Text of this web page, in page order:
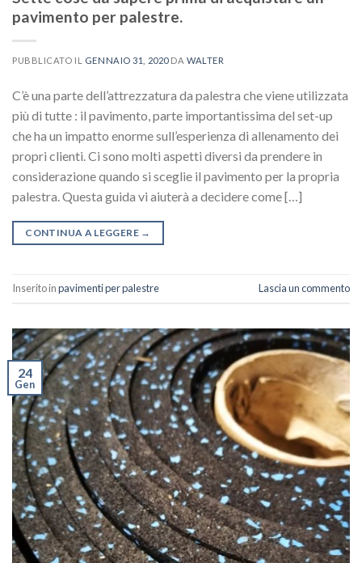
pavimento per palestre.
PUBBLICATO IL GENNAIO 31, 2020DAWALTER
C’è una parte dell’attrezzatura da palestra che viene utilizzata
più di tutte : il pavimento, parte importantissima del set-up
che ha un impatto enorme sull’esperienza di allenamento dei
propri clienti. Ci sono molti aspetti diversi da prendere in
considerazione quando si sceglie il pavimento per la propria
palestra. Questa guida vi aiuterà a decidere come […]
CONTINUA A LEGGERE →
Inserito inpavimenti per palestre Lascia un commento
24
Gen